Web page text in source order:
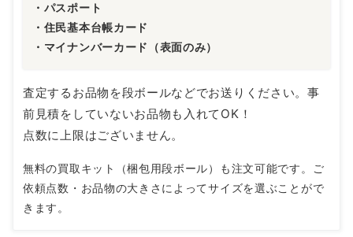
・パスポート
・住民基本台帳カード
・マイナンバーカード（表面のみ）
査定するお品物を段ボールなどでお送りください。事
前見積をしていないお品物も入れてOK！
点数に上限はございません。
無料の買取キット（梱包用段ボール）も注文可能です。ご
依頼点数・お品物の大きさによってサイズを選ぶことがで
きます。